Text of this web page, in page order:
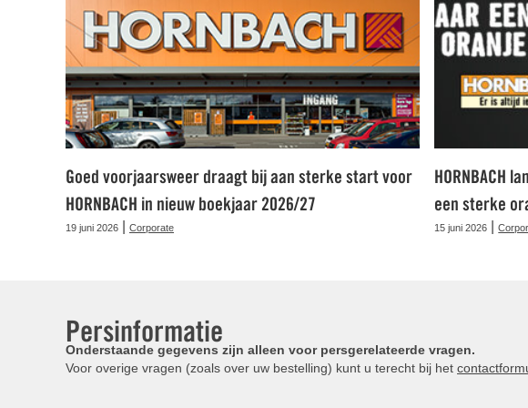
Goed voorjaarsweer draagt bij aan sterke start voor
HORNBACH in nieuw boekjaar 2026/27
19 juni 2026 Corporate
HORNBACH
een sterke
15 juni 2026 |
Persinformatie
Onderstaande gegevens zijn alleen voor persgerelateerde vragen.
Voor overige vragen (zoals over uw bestelling) kunt u terecht bij het